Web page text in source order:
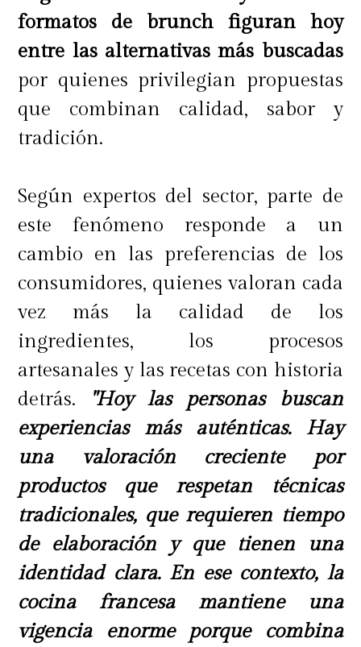
formatos de brunch figuran hoy
entre las alternativas más buscadas
por quienes privilegian propuestas
que combinan calidad, sabor y
tradición.
Según expertos del sector, parte de
este fenómeno responde a un
cambio en las preferencias de los
consumidores, quienes valoran cada
vez más la calidad de los
ingredientes, los procesos
artesanales y las recetas con historia
detrás.
"Hoy las personas buscan
experiencias más auténticas. Hay
una valoración creciente por
productos que respetan técnicas
tradicionales, que requieren tiempo
de elaboración y que tienen una
identidad clara. En ese contexto, la
cocina francesa mantiene una
vigencia enorme porque combina